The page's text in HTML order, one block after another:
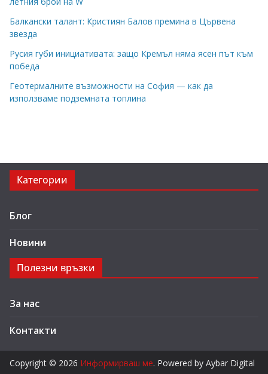
Балкански талант: Кристиян Балов премина в Цървена
звезда
Русия губи инициативата: защо Кремъл няма ясен път към
победа
Геотермалните възможности на София — как да
използваме подземната топлина
Категории
Блог
Новини
Полезни връзки
За нас
Контакти
Copyright © 2026 Информирваш ме. Powered by Aybar Digital